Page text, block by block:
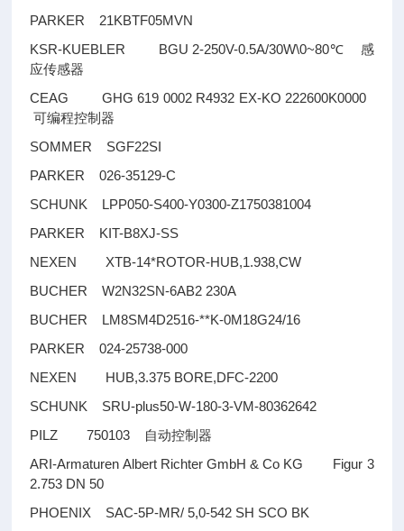
PARKER 21KBTF05MVN
KSR-KUEBLER BGU 2-250V-0.5A/30W\0~80℃
感
应传感器
CEAG GHG 619 0002 R4932 EX-KO 222600K0000
可编程控制器
SOMMER SGF22SI
PARKER 026-35129-C
SCHUNK LPP050-S400-Y0300-Z1750381004
PARKER KIT-B8XJ-SS
NEXEN XTB-14*ROTOR-HUB,1.938,CW
BUCHER W2N32SN-6AB2 230A
BUCHER LM8SM4D2516-**K-0M18G24/16
PARKER 024-25738-000
NEXEN HUB,3.375 BORE,DFC-2200
SCHUNK SRU-plus50-W-180-3-VM-80362642
PILZ 750103
自动控制器
ARI-Armaturen Albert Richter GmbH & Co KG Figur 3
2.753 DN 50
PHOENIX SAC-5P-MR/ 5,0-542 SH SCO BK